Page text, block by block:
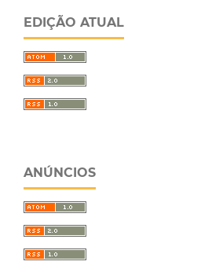
EDIÇÃO ATUAL
ANÚNCIOS